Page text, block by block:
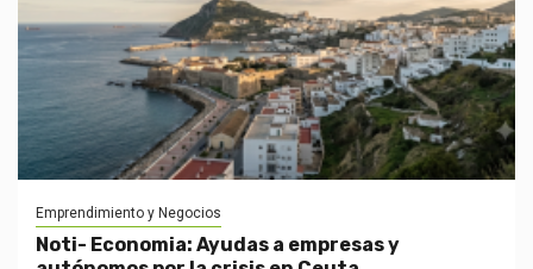
Emprendimiento y Negocios
Noti- Economia: Ayudas a empresas y